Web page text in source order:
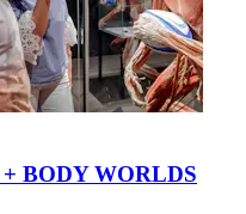
+ BODY WORLDS